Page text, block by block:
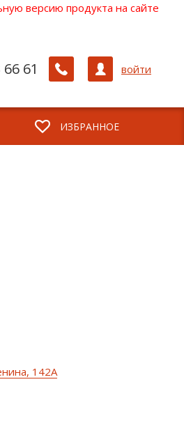
версию продукта на сайте
61 войти
ИЗБРАННОЕ
142А